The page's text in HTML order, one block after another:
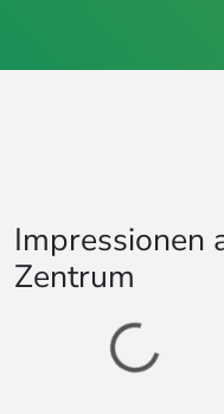
Impressionen
Zentrum